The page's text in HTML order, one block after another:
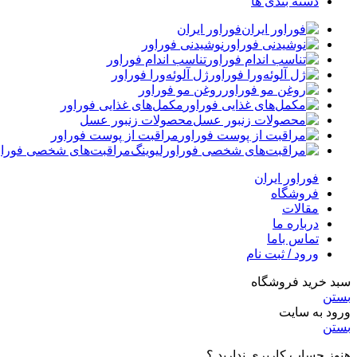
فوراور ایران
نوشیدنی فوراور
تناسب اندام فوراور
ژل آلوئه‌ورا فوراور
روغن مو فوراور
مکمل‌های غذایی فوراور
محصولات زنبور عسل
مراقبت از پوست فوراور
مراقبت‌های شخصی
فوراور ایران
فروشگاه
مقالات
درباره ما
تماس باما
ورود / ثبت نام
سبد خرید فروشگاه
بستن
ورود به سایت
بستن